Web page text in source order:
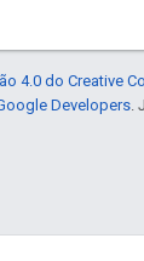
4.0 do Creative
Developers